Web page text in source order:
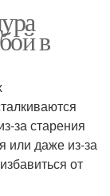
в
за старения
или даже из-за
от